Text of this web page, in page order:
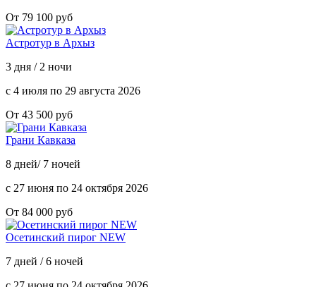
От 79 100 руб
Астротур в Архыз
3 дня / 2 ночи
с 4 июля по 29 августа 2026
От 43 500 руб
Грани Кавказа
8 дней/ 7 ночей
с 27 июня по 24 октября 2026
От 84 000 руб
Осетинский пирог NEW
7 дней / 6 ночей